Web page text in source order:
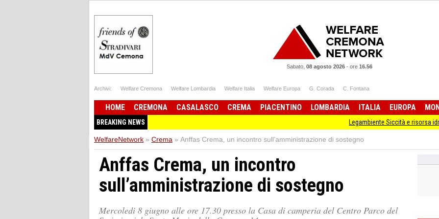
Sabato, 08 agosto 2026- ore 16.56
Archivi: Welfare Cremona Welfare Lombardia Welfare Italia Welfare Europa G. Corada C. Fontana
HOME CREMONA CASALASCO CREMA PIACENTINO LOMBARDIA ITALIA EUROPA
BREAKING NEWS Legambiente Siccità e risorsa idrica, la
WelfareNetwork » Crema » Anffas Crema, un incontro sull’amministrazione di sostegno
Anffas Crema, un incontro
sull’amministrazione di sostegno
Mercoledì 8 giugno alle ore 17.30 presso la Casa di camperia del Centro Parco del